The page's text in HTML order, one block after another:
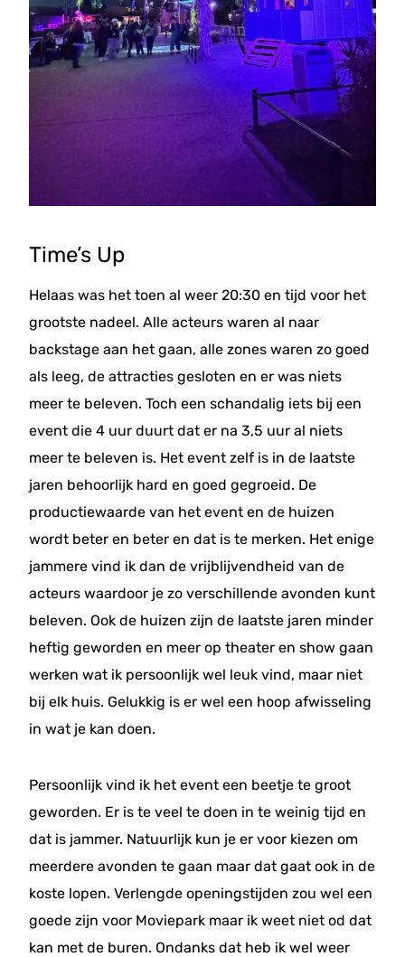
Time’s Up
Helaas was het toen al weer 20:30 en tijd voor het
grootste nadeel. Alle acteurs waren al naar
backstage aan het gaan, alle zones waren zo goed
als leeg, de attracties gesloten en er was niets
meer te beleven. Toch een schandalig iets bij een
event die 4 uur duurt dat er na 3,5 uur al niets
meer te beleven is. Het event zelf is in de laatste
jaren behoorlijk hard en goed gegroeid. De
productiewaarde van het event en de huizen
wordt beter en beter en dat is te merken. Het enige
jammere vind ik dan de vrijblijvendheid van de
acteurs waardoor je zo verschillende avonden kunt
beleven. Ook de huizen zijn de laatste jaren minder
heftig geworden en meer op theater en show gaan
werken wat ik persoonlijk wel leuk vind, maar niet
bij elk huis. Gelukkig is er wel een hoop afwisseling
in wat je kan doen.
Persoonlijk vind ik het event een beetje te groot
geworden. Er is te veel te doen in te weinig tijd en
dat is jammer. Natuurlijk kun je er voor kiezen om
meerdere avonden te gaan maar dat gaat ook in de
koste lopen. Verlengde openingstijden zou wel een
goede zijn voor Moviepark maar ik weet niet od dat
kan met de buren. Ondanks dat heb ik wel weer